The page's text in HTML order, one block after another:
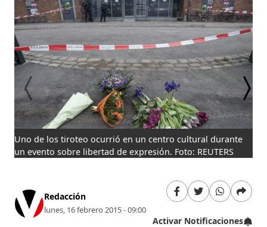
Uno de los tiroteo ocurrió en un centro cultural durante
un evento sobre libertad de expresión. Foto: REUTERS
Redacción
lunes, 16 febrero 2015 - 09:00
Activar Notificaciones